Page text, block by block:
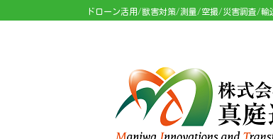
ドローン活用/獣害対策/測量/空撮/災害調査/